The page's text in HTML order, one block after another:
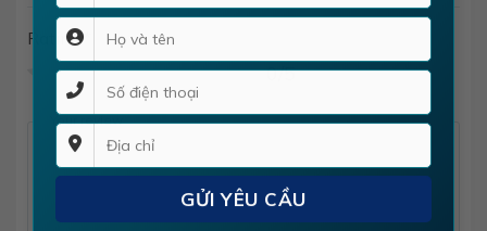
Rating
0/5
Your review